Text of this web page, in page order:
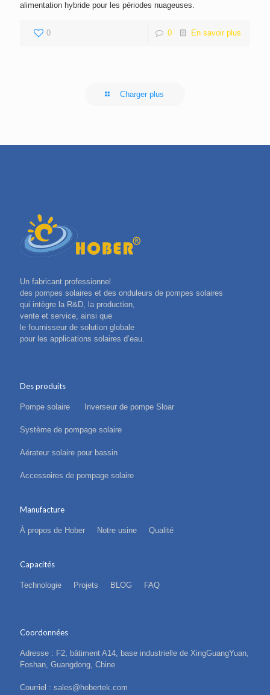
alimentation hybride pour les périodes nuageuses.
0 0 En savoir plus
Charger plus
Un fabricant professionnel
des pompes solaires et des onduleurs de pompes solaires
qui intègre la R&D, la production,
vente et service, ainsi que
le fournisseur de solution globale
pour les applications solaires d’eau.
Des produits
Pompe solaire Inverseur de pompe Sloar
Système de pompage solaire
Aérateur solaire pour bassin
Accessoires de pompage solaire
Manufacture
À propos de Hober Notre usine Qualité
Capacités
Technologie Projets BLOG FAQ
Coordonnées
Adresse : F2, bâtiment A14, base industrielle de XingGuangYuan,
Foshan, Guangdong, Chine
Courriel : sales@hobertek.com